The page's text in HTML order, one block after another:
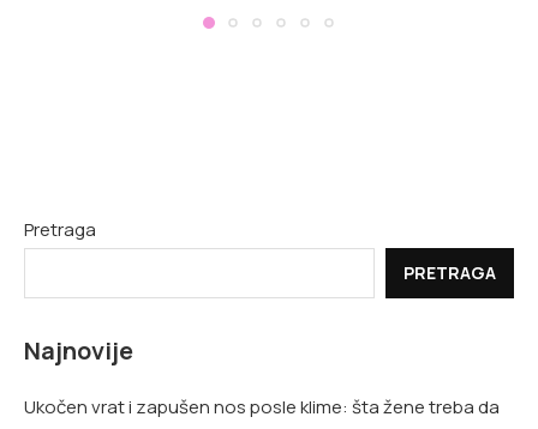
Pretraga
PRETRAGA
Najnovije
Ukočen vrat i zapušen nos posle klime: šta žene treba da